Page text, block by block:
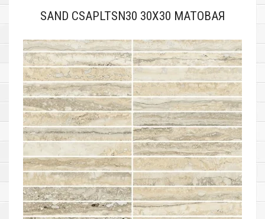
SAND CSAPLTSN30 30X30 МАТОВАЯ